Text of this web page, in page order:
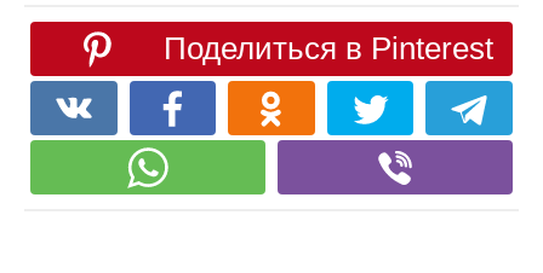
Поделиться в Pinterest